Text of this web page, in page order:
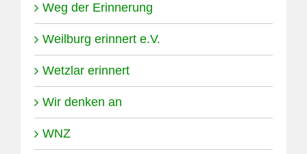
Weg der Erinnerung
Weilburg erinnert e.V.
Wetzlar erinnert
Wir denken an
WNZ